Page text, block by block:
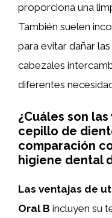
proporciona una
También suelen
para evitar dañar
cabezales
diferentes
¿Cuáles son
cepillo de
comparación
higiene dental
Las ventajas de
Oral B incluyen su